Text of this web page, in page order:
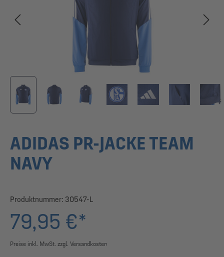
ADIDAS PR-JACKE TEAM
NAVY
Produktnummer: 30547-L
79,95 €*
Preise inkl. MwSt. zzgl. Versandkosten